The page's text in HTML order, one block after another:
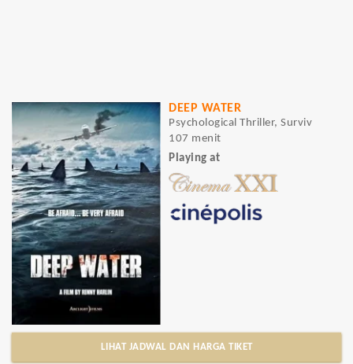
DEEP WATER
Psychological Thriller, Surviv
107 menit
Playing at
LIHAT JADWAL DAN HARGA TIKET